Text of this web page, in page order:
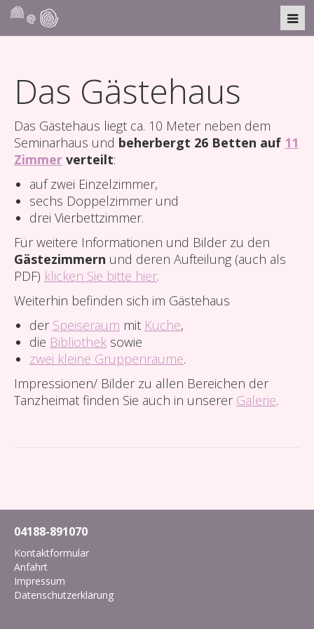
Das Gästehaus
Das Gästehaus liegt ca. 10 Meter neben dem
Seminarhaus und beherbergt 26 Betten auf 11
Zimmer verteilt:
auf zwei Einzelzimmer,
sechs Doppelzimmer und
drei Vierbettzimmer.
Für weitere Informationen und Bilder zu den
Gästezimmern und deren Aufteilung (auch als
PDF) klicken Sie bitte hier.
Weiterhin befinden sich im Gästehaus
der Speiseraum mit Küche,
die Bibliothek sowie
zwei kleine Gruppenräume.
Impressionen/ Bilder zu allen Bereichen der
Tanzheimat finden Sie auch in unserer Galerie.
04188-891070
Kontaktformular
Anfahrt
Impressum
Datenschutzerklärung